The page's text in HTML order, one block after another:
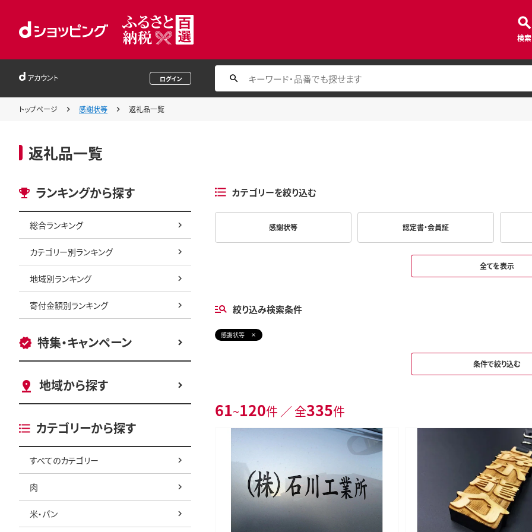
検索
アカウント ログイン
トップページ 感謝状等 返礼品一覧
返礼品一覧
ランキングから探す
総合ランキング
カテゴリー別ランキング
地域別ランキング
寄付金額別ランキング
特集・キャンペーン
地域から探す
カテゴリーから探す
すべてのカテゴリー
肉
米・パン
カテゴリーを絞り込む
感謝状等 認定書・会員証
全てを表示
絞り込み検索条件
感謝状等
条件で絞り込む
61~120件 ／ 全335件